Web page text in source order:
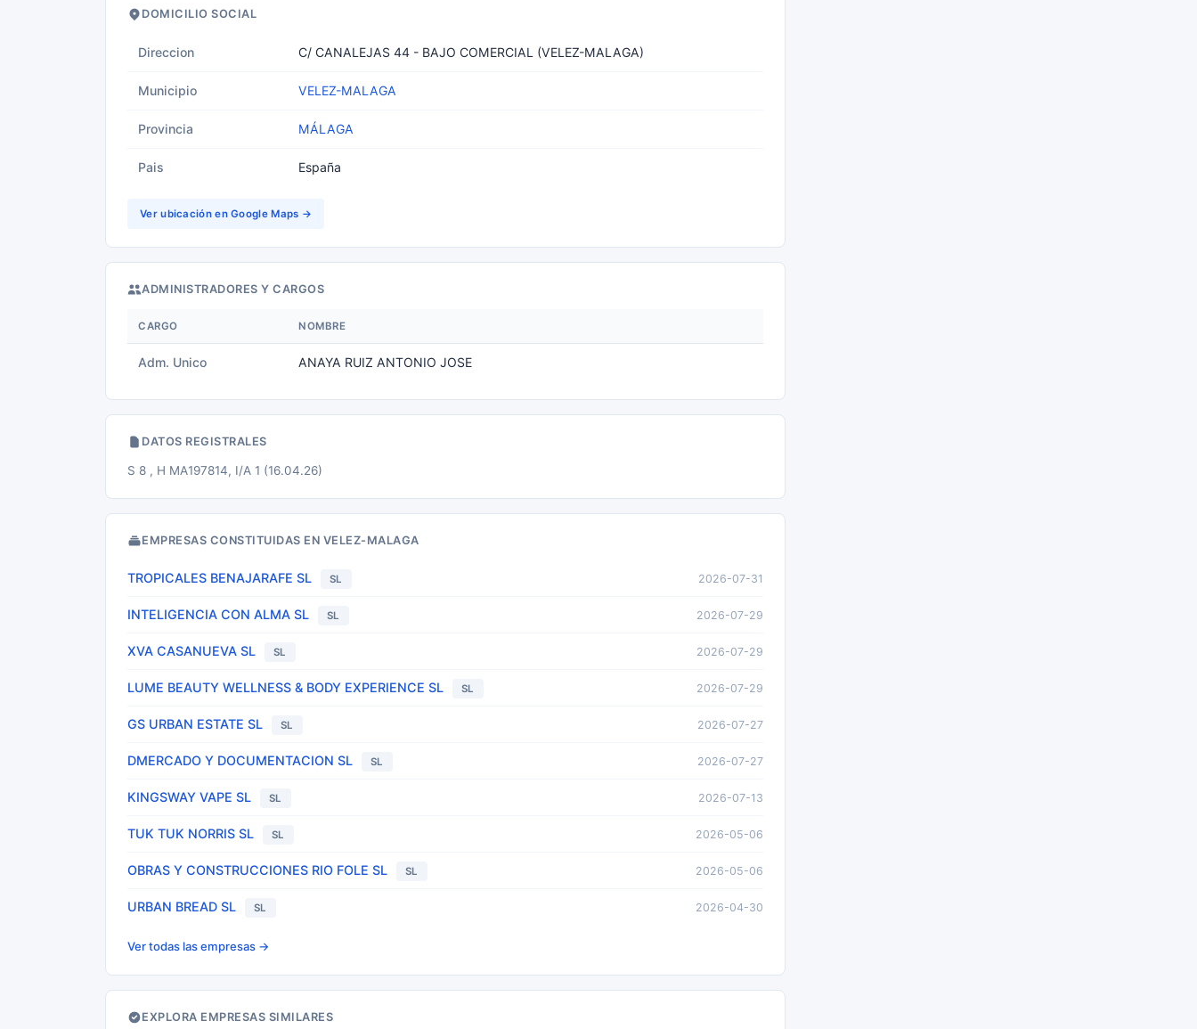
DOMICILIO SOCIAL
Direccion C/ CANALEJAS 44 - BAJO COMERCIAL (VELEZ-MALAGA)
Municipio VELEZ-MALAGA
Provincia MÁLAGA
Pais España
Ver ubicación en Google Maps →
ADMINISTRADORES Y CARGOS
CARGO NOMBRE
Adm. Unico ANAYA RUIZ ANTONIO JOSE
DATOS REGISTRALES
S 8 , H MA197814, I/A 1 (16.04.26)
EMPRESAS CONSTITUIDAS EN VELEZ-MALAGA
TROPICALES BENAJARAFE SL SL 2026-07-31
INTELIGENCIA CON ALMA SL SL 2026-07-29
XVA CASANUEVA SL SL 2026-07-29
LUME BEAUTY WELLNESS & BODY EXPERIENCE SL SL 2026-07-29
GS URBAN ESTATE SL SL 2026-07-27
DMERCADO Y DOCUMENTACION SL SL 2026-07-27
KINGSWAY VAPE SL SL 2026-07-13
TUK TUK NORRIS SL SL 2026-05-06
OBRAS Y CONSTRUCCIONES RIO FOLE SL SL 2026-05-06
URBAN BREAD SL SL 2026-04-30
Ver todas las empresas →
EXPLORA EMPRESAS SIMILARES